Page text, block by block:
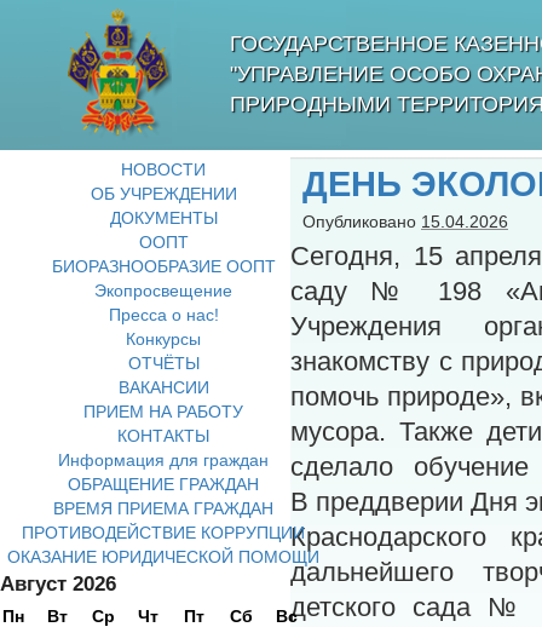
ГОСУДАРСТВЕННОЕ
"УПРАВЛЕНИЕ ОСОБО
ПРИРОДНЫМИ
ДЕНЬ
Опубликовано 15.04.2026
Сегодня, 15
саду № 198
Учреждения
знакомству с
помочь природе»,
мусора. Также
сделало
В преддверии Дня
Краснодарского
дальнейшего
детского сада №
НОВОСТИ
ОБ УЧРЕЖДЕНИИ
ДОКУМЕНТЫ
ООПТ
БИОРАЗНООБРАЗИЕ ООПТ
Экопросвещение
Пресса о нас!
Конкурсы
ОТЧЁТЫ
ВАКАНСИИ
ПРИЕМ НА РАБОТУ
КОНТАКТЫ
Информация для граждан
ОБРАЩЕНИЕ ГРАЖДАН
ВРЕМЯ ПРИЕМА ГРАЖДАН
ПРОТИВОДЕЙСТВИЕ КОРРУПЦИИ
ОКАЗАНИЕ ЮРИДИЧЕСКОЙ ПОМОЩИ
Август 2026
Пн Вт Ср Чт Пт Сб Вс